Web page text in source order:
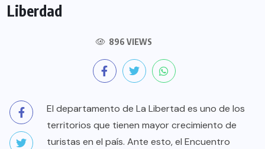
Liberdad
896 VIEWS
El departamento de La Libertad es uno de los
territorios que tienen mayor crecimiento de
turistas en el país. Ante esto, el Encuentro